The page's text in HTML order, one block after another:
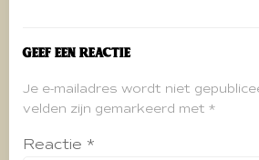
Geef een reactie
Je e-mailadres wordt niet
velden zijn gemarkeerd met *
Reactie *